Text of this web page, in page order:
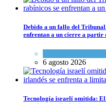
Debido a un fallo del
enfrentan a un cierre a partir
6 agosto 2026
Tecnología israelí omitida: